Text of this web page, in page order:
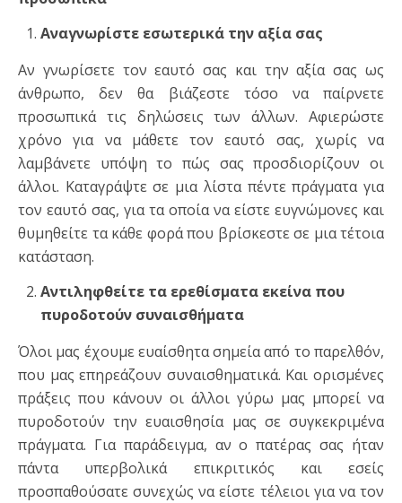
Αναγνωρίστε εσωτερικά την αξία σας
Αν γνωρίσετε τον εαυτό σας και την αξία σας ως
άνθρωπο, δεν θα βιάζεστε τόσο να παίρνετε
προσωπικά τις δηλώσεις των άλλων. Αφιερώστε
χρόνο για να μάθετε τον εαυτό σας, χωρίς να
λαμβάνετε υπόψη το πώς σας προσδιορίζουν οι
άλλοι. Καταγράψτε σε μια λίστα πέντε πράγματα για
τον εαυτό σας, για τα οποία να είστε ευγνώμονες και
θυμηθείτε τα κάθε φορά που βρίσκεστε σε μια τέτοια
κατάσταση.
Αντιληφθείτε τα ερεθίσματα εκείνα που
πυροδοτούν συναισθήματα
Όλοι μας έχουμε ευαίσθητα σημεία από το παρελθόν,
που μας επηρεάζουν συναισθηματικά. Και ορισμένες
πράξεις που κάνουν οι άλλοι γύρω μας μπορεί να
πυροδοτούν την ευαισθησία μας σε συγκεκριμένα
πράγματα. Για παράδειγμα, αν ο πατέρας σας ήταν
πάντα υπερβολικά επικριτικός και εσείς
προσπαθούσατε συνεχώς να είστε τέλειοι για να τον